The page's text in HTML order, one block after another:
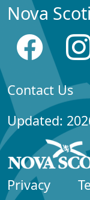
Nova
Contact Us
Updated:
Privacy